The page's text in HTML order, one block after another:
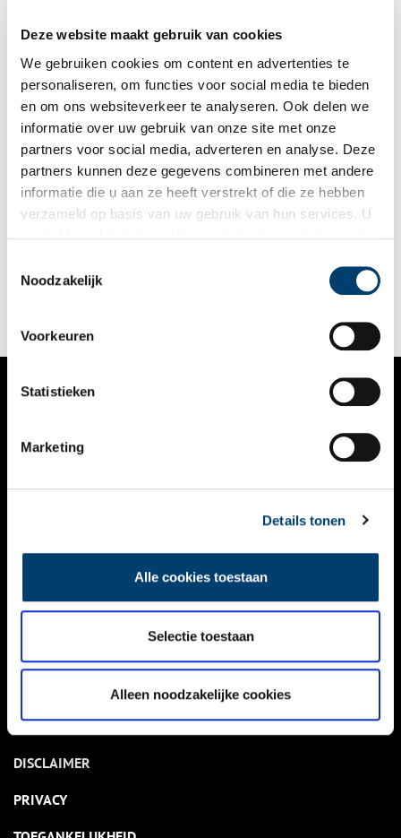
Deze website maakt gebruik van cookies
We gebruiken cookies om content en advertenties te
personaliseren, om functies voor social media te bieden
en om ons websiteverkeer te analyseren. Ook delen we
informatie over uw gebruik van onze site met onze
partners voor social media, adverteren en analyse. Deze
partners kunnen deze gegevens combineren met andere
informatie die u aan ze heeft verstrekt of die ze hebben
verzameld op basis van uw gebruik van hun services. U
Noodzakelijk
Voorkeuren
Statistieken
Marketing
Details tonen
Alle cookies toestaan
Selectie toestaan
Alleen noodzakelijke cookies
Bijenhouderij wordt honingzoet erfgoed
Bijen worden al eeuwenlang gehouden voor de honing en
bijenwas. Daarnaast vervullen ze een onmisbare rol in de
levensonderhoud kunnen voorzien. In ons land worden bijen
nu vooral gehouden als hobby of om een actieve bijdrage te
NIEUWS
KALENDER
ACTIVITEITEN
NIEUWSBRIEF
DISCLAIMER
PRIVACY